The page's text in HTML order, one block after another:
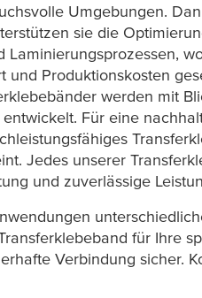
Umgebungen.
sie die
Laminierungsprozessen,
und Produktionskosten
werden mit
Für eine
Jedes unserer
und zuverlässige
für Ihre
Verbindung sicher.